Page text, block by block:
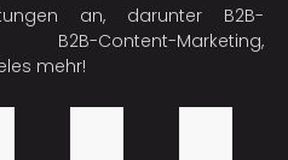
an, darunter B2B-
Content-Marketing,
mehr!